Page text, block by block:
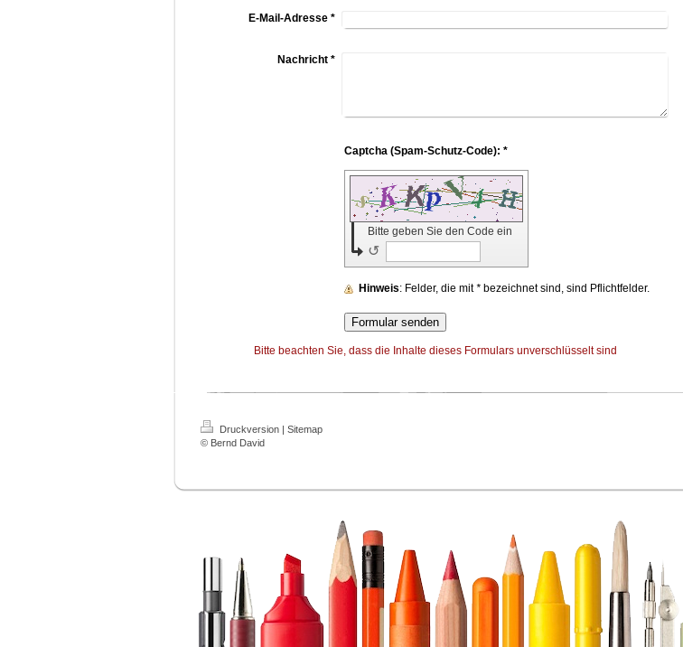
E-Mail-Adresse*
Nachricht*
Captcha (Spam-Schutz-Code): *
Bitte geben Sie den Code ein
↺
Hinweis : Felder, die mit* bezeichnet sind, sind Pflichtfelder.
Bitte beachten Sie, dass die Inhalte dieses Formulars unverschlüsselt sind
Druckversion
Sitemap
© Bernd David